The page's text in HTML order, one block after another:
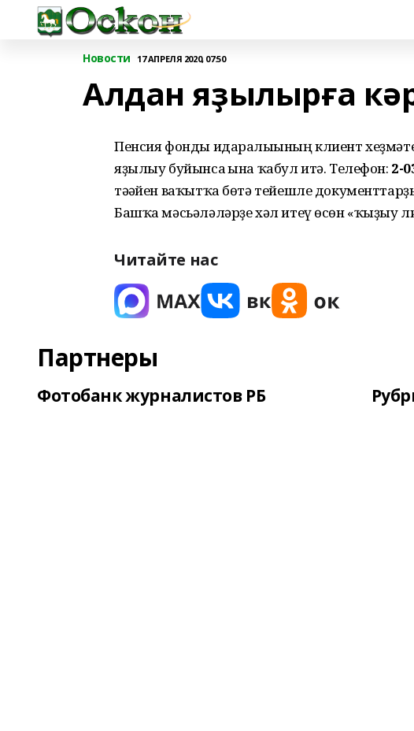
Новости 17 АПРЕЛЯ 2020, 07:50
Алдан яҙылырға
Пенсия фонды идаралығының клиент
яҙылыу буйынса ғына ҡабул итә. Телефон: 2-
тәғәйен ваҡытҡа бөтә тейешле
Башҡа мәсьәләләрҙе хәл итеү өсөн «ҡыҙыу
Читайте нас
Партнеры
Фотобанк журналистов РБ